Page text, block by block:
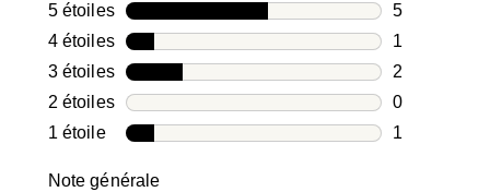
5 étoilesétoiles
5
5 avis avec
4 étoilesétoiles
1
1 avis avec
3 étoilesétoiles
2
2 avis avec
2 étoilesétoiles
0
0 avis avec
1 étoileétoiles
1
Note générale